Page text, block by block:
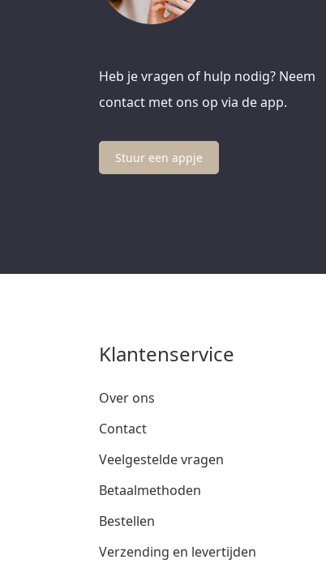
Heb je vragen of hulp nodig? Neem
contact met ons op via de app.
Stuur een appje
Klantenservice
Over ons
Contact
Veelgestelde vragen
Betaalmethoden
Bestellen
Verzending en levertijden